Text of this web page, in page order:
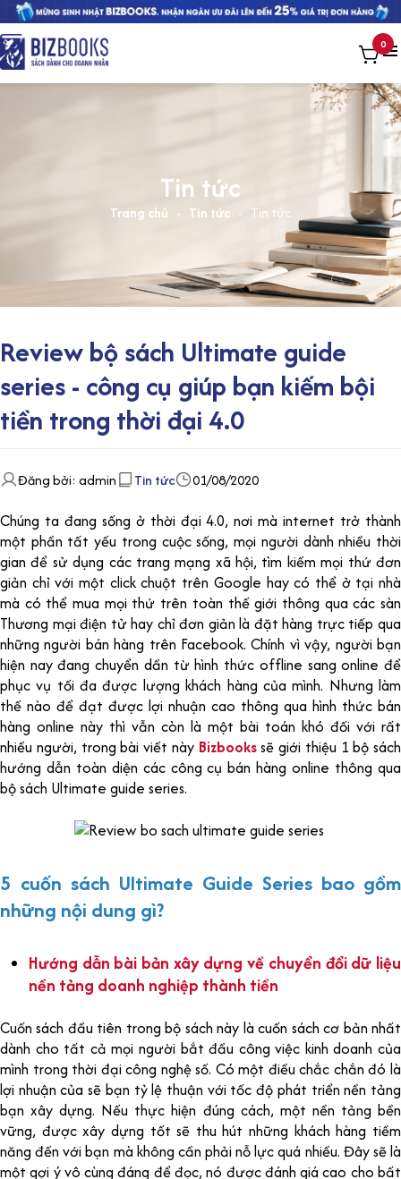
0
Tin tức
Trang chủ - Tin tức - Tin tức
Review bộ sách Ultimate guide
series - công cụ giúp bạn kiếm bội
tiền trong thời đại 4.0
Đăng bởi: admin Tin tức 01/08/2020
Chúng ta đang sống ở thời đại 4.0, nơi mà internet trở thành
một phần tất yếu trong cuộc sống, mọi người dành nhiều thời
gian để sử dụng các trang mạng xã hội, tìm kiếm mọi thứ đơn
giản chỉ với một click chuột trên Google hay có thể ở tại nhà
mà có thể mua mọi thứ trên toàn thế giới thông qua các sàn
Thương mại điện tử hay chỉ đơn giản là đặt hàng trực tiếp qua
những người bán hàng trên Facebook. Chính vì vậy, người bạn
hiện nay đang chuyển dần từ hình thức offline sang online để
phục vụ tối đa được lượng khách hàng của mình. Nhưng làm
thế nào để đạt được lợi nhuận cao thông qua hình thức bán
hàng online này thì vẫn còn là một bài toán khó đối với rất
nhiều người, trong bài viết này Bizbookssẽ giới thiệu 1 bộ sách
hướng dẫn toàn diện các công cụ bán hàng online thông qua
bộ sách Ultimate guide series.
5 cuốn sách Ultimate Guide Series bao gồm
những nội dung gì?
Hướng dẫn bài bản xây dựng về chuyển đổi dữ liệu
nền tảng doanh nghiệp thành tiền
Cuốn sách đầu tiên trong bộ sách này là cuốn sách cơ bản nhất
dành cho tất cả mọi người bắt đầu công việc kinh doanh của
mình trong thời đại công nghệ số. Có một điều chắc chắn đó là
lợi nhuận của sẽ bạn tỷ lệ thuận với tốc độ phát triển nền tảng
bạn xây dựng. Nếu thực hiện đúng cách, một nền tảng bền
vững, được xây dựng tốt sẽ thu hút những khách hàng tiềm
năng đến với bạn mà không cần phải nỗ lực quá nhiều. Đây sẽ là
một gợi ý vô cùng đáng để đọc, nó được đánh giá cao cho bất